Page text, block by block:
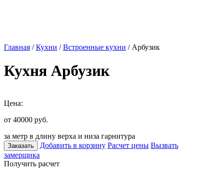
Главная /Кухни /Встроенные кухни / Арбузик
Кухня Арбузик
Цена:
от 40000 руб.
за метр в длину верха и низа гарнитура
Заказать Добавить в корзину Расчет цены Вызвать
замерщика
Получить расчет